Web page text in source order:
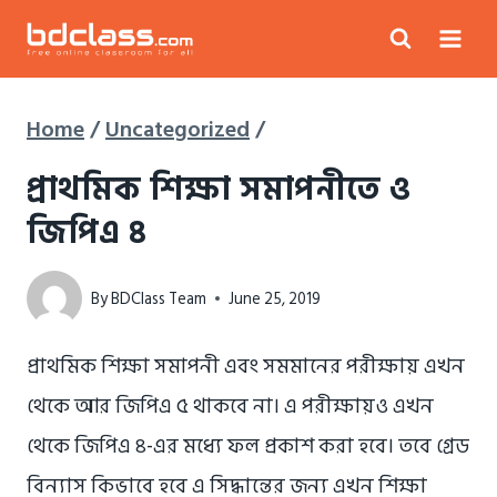
Skip
Home/Uncategorized/
প্রাথমিক শিক্ষা সমাপনীতে ও
জিপিএ ৪
ByBDClass Team June 25, 2019
প্রাথমিক শিক্ষা সমাপনী এবং সমমানের পরীক্ষায় এখন
থেকে আর জিপিএ ৫ থাকবে না। এ পরীক্ষায়ও এখন
থেকে জিপিএ ৪-এর মধ্যে ফল প্রকাশ করা হবে। তবে গ্রেড
বিন্যাস কিভাবে হবে এ সিদ্ধান্তের জন্য এখন শিক্ষা